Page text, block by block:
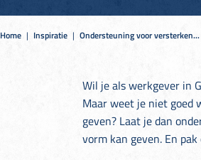
Home | Inspiratie | Ondersteuning voor versterken...
Wil je als werkgever in
Maar weet je niet goed
geven? Laat je dan
vorm kan geven. En